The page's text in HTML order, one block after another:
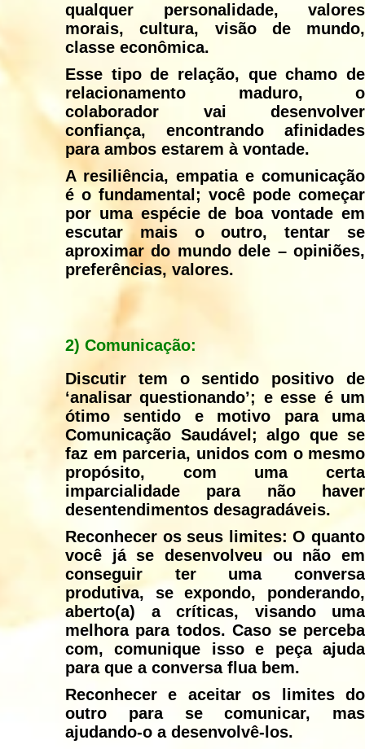
qualquer personalidade, valores
morais, cultura, visão de mundo,
classe econômica.
Esse tipo de relação, que chamo de
relacionamento maduro, o
colaborador vai desenvolver
confiança, encontrando afinidades
para ambos estarem à vontade.
A resiliência, empatia e comunicação
é o fundamental; você pode começar
por uma espécie de boa vontade em
escutar mais o outro, tentar se
aproximar do mundo dele – opiniões,
preferências, valores.
2) Comunicação:
Discutir tem o sentido positivo de
‘analisar questionando’; e esse é um
ótimo sentido e motivo para uma
Comunicação Saudável; algo que se
faz em parceria, unidos com o mesmo
propósito, com uma certa
imparcialidade para não haver
desentendimentos desagradáveis.
Reconhecer os seus limites: O quanto
você já se desenvolveu ou não em
conseguir ter uma conversa
produtiva, se expondo, ponderando,
aberto(a) a críticas, visando uma
melhora para todos. Caso se perceba
com, comunique isso e peça ajuda
para que a conversa flua bem.
Reconhecer e aceitar os limites do
outro para se comunicar, mas
ajudando-o a desenvolvê-los.